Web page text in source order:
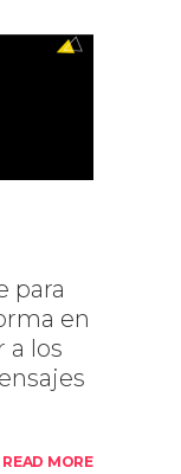
para
en
a los
READ MORE